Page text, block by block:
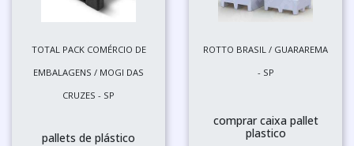
TOTAL PACK COMÉRCIO DE
EMBALAGENS / MOGI DAS
CRUZES - SP
pallets de plástico
ROTTO BRASIL / GUARAREMA
- SP
comprar caixa pallet
plastico